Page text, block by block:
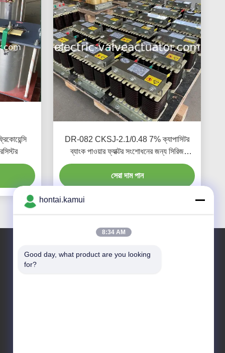
DR-082 CKSJ-2.1/0.48 7% ক্যাপাসিটর
ব্যাংক পাওয়ার ফ্যাক্টর সংশোধনের জন্য সিরিজ
রিঅ্যাক্টর
সেরা দাম পান
hontai.kamui
8:34 AM
Good day, what product are you looking
for?